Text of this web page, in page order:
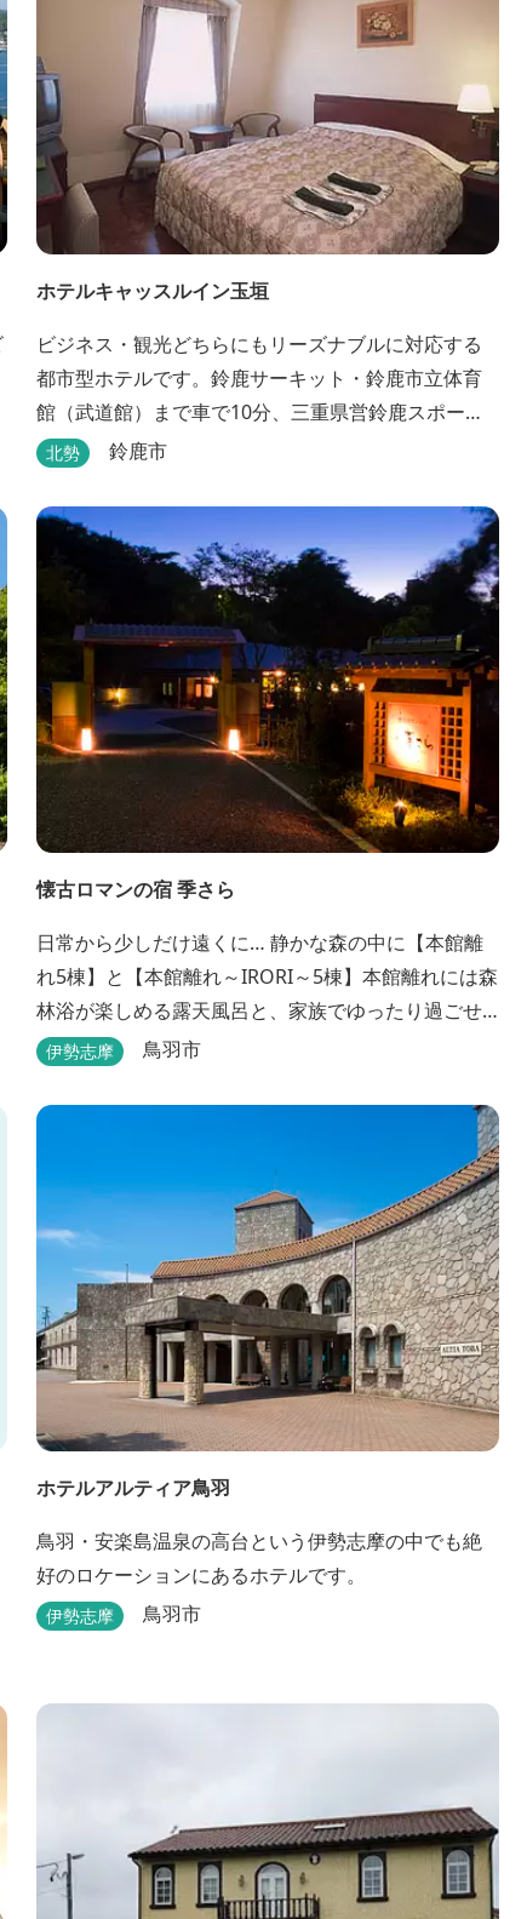
ホテルキャッスルイン玉垣
ビジネス・観光どちらにもリーズナブルに対応する
都市型ホテルです。鈴鹿サーキット・鈴鹿市立体育
館（武道館）まで車で10分、三重県営鈴鹿スポーツ
ガーデンまで車で15分の好立地！！ さらに、全檜造
す。
北勢 鈴鹿市
懐古ロマンの宿 季さら
日常から少しだけ遠くに… 静かな森の中に【本館離
れ5棟】と【本館離れ～IRORI～5棟】本館離れには森
林浴が楽しめる露天風呂と、家族でゆったり過ごせ
る内湯がついています。お部屋に合わせた様々なプ
伊勢志摩 鳥羽市
ホテルアルティア鳥羽
鳥羽・安楽島温泉の高台という伊勢志摩の中でも絶
好のロケーションにあるホテルです。
伊勢志摩 鳥羽市